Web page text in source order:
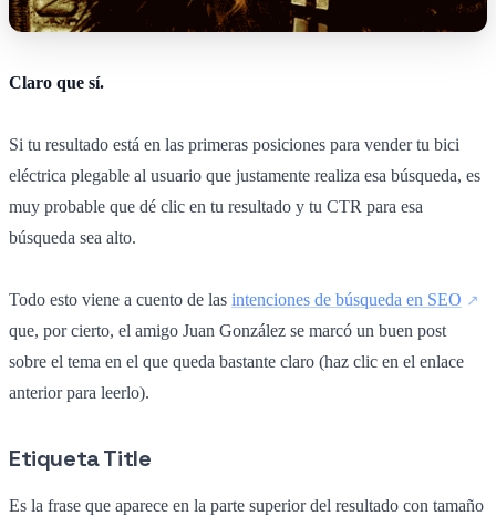
Claro que sí.
Si tu resultado está en las primeras posiciones para vender tu bici
eléctrica plegable al usuario que justamente realiza esa búsqueda, es
muy probable que dé clic en tu resultado y tu CTR para esa
búsqueda sea alto.
Todo esto viene a cuento de las intenciones de búsqueda en SEO
que, por cierto, el amigo Juan González se marcó un buen post
sobre el tema en el que queda bastante claro (haz clic en el enlace
anterior para leerlo).
Etiqueta Title
Es la frase que aparece en la parte superior del resultado con tamaño